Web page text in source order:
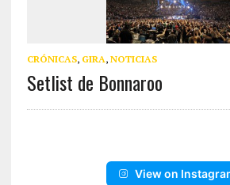
CRÓNICAS, GIRA, NOTICIAS
Setlist de Bonnaroo
View on